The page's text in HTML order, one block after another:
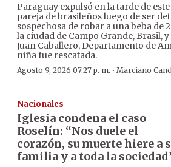
Paraguay expulsó en la tarde de
pareja de brasileños luego de ser
sospechosa de robar a una beba de
la ciudad de Campo Grande, Brasil,
Juan Caballero, Departamento de
niña fue rescatada.
Agosto 9, 2026 07:27 p. m. · Marciano
Nacionales
Iglesia condena el caso
Roselín: “Nos duele el
corazón, su muerte hiere a
familia y a toda la